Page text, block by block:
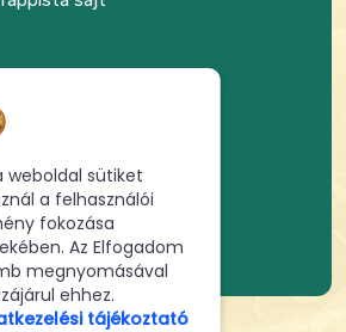
weboldal sütiket
a felhasználói
fokozása
Az Elfogadom
megnyomásával
ehhez.
tájékoztató